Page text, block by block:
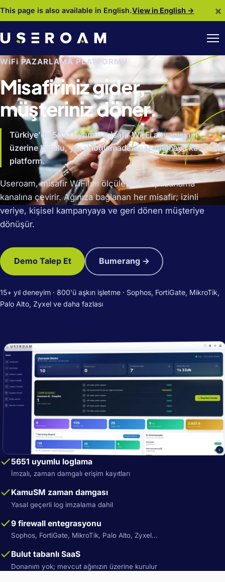
This page is also available in English.View in English → ×
WiFi PAZARLAMA PLATFORMU
Misafiriniz gider,
müşteriniz döner.
Türkiye'de 5651 uyumlu misafir Wi-Fi altyapısının
üzerine kurulu, yasal loglamadan pazarlamaya kadar tek
platform.
Useroam, misafir WiFi'ını ölçülebilir bir pazarlama
kanalına çevirir. Ağınıza bağlanan her misafir; izinli
veriye, kişisel kampanyaya ve geri dönen müşteriye
dönüşür.
Demo Talep Et Bumerang →
15+ yıl deneyim · 800'ü aşkın işletme · Sophos, FortiGate, MikroTik,
Palo Alto, Zyxel ve daha fazlası
5651 uyumlu loglama
İmzalı, zaman damgalı erişim kayıtları
KamuSM zaman damgası
Yasal geçerli log imzalama dahil
9 firewall entegrasyonu
Sophos, FortiGate, MikroTik, Palo Alto, Zyxel…
Bulut tabanlı SaaS
Donanım yok; mevcut ağınızın üzerine kurulur